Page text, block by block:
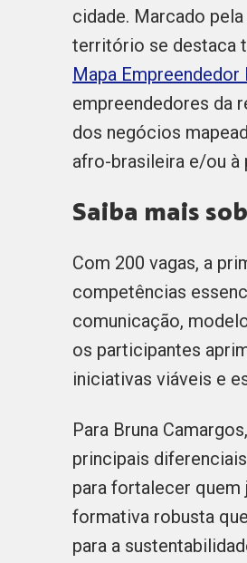
cidade. Marcado
território se destaca
Mapa
empreendedores da
dos negócios
afro-brasileira e/ou à
Saiba mais
Com 200 vagas, a
competências
comunicação,
os participantes
iniciativas viáveis e
Para Bruna
principais
para fortalecer quem
formativa robusta
para a